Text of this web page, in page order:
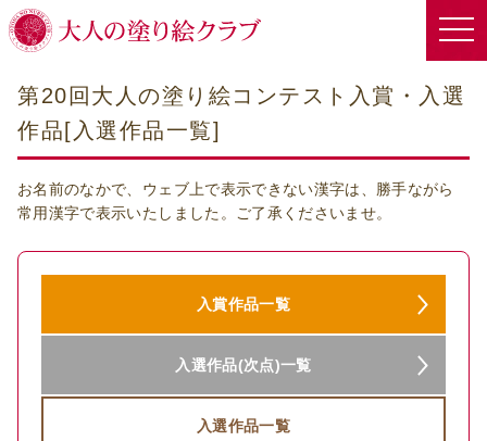
第20回大人の塗り絵コンテスト入賞・入選
作品[入選作品一覧]
お名前のなかで、ウェブ上で表示できない漢字は、勝手ながら
常用漢字で表示いたしました。ご了承くださいませ。
入賞作品一覧
入選作品(次点)一覧
入選作品一覧